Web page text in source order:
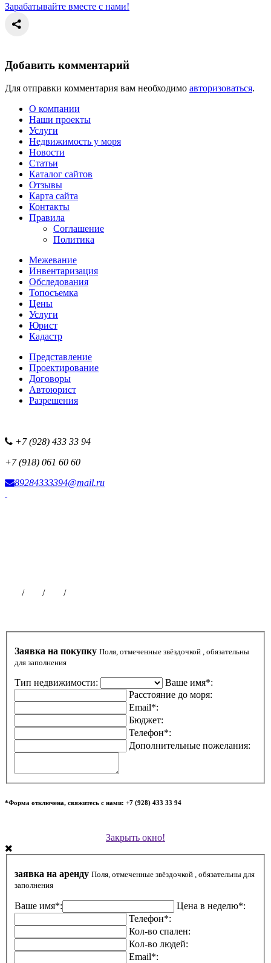
Зарабатывайте вместе с нами!
Добавить комментарий
Для отправки комментария вам необходимо авторизоваться.
О компании
Наши проекты
Услуги
Недвижимость у моря
Новости
Статьи
Каталог сайтов
Отзывы
Карта сайта
Контакты
Правила
Соглашение
Политика
Межевание
Инвентаризация
Обследования
Топосъемка
Цены
Услуги
Юрист
Кадастр
Представление
Проектирование
Договоры
Автоюрист
Разрешения
+7 (928) 433 33 94
+7 (918) 061 60 60
89284333394@mail.ru
/ / /
Заявка на покупку Поля, отмеченные звёздочкой , обязательны
для заполнения
Тип недвижимости:
Ваше имя*:
Расстояние до моря:
Email*:
Бюджет:
Телефон*:
Дополнительные пожелания:
*Форма отключена, свяжитесь с нами: +7 (928) 433 33 94
Закрыть окно!
заявка на аренду Поля, отмеченные звёздочкой , обязательны для
заполнения
Ваше имя*:
Цена в неделю*:
Телефон*:
Кол-во спален:
Кол-во людей:
Email*: